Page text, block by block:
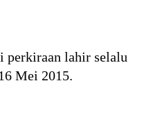
perkiraan lahir selalu
Mei 2015.